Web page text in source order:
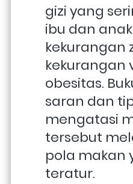
gizi yang
ibu dan
kekurangan
kekurangan
obesitas.
saran dan
mengatasi
tersebut
pola makan
teratur.